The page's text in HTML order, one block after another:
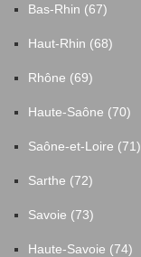
Bas-Rhin (67)
Haut-Rhin (68)
Rhône (69)
Haute-Saône (70)
Saône-et-Loire (71)
Sarthe (72)
Savoie (73)
Haute-Savoie (74)